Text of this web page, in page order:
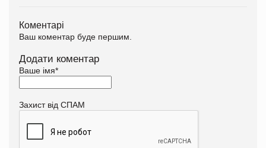
Коментарі
Ваш коментар буде першим.
Додати коментар
Ваше імя*
Захист від СПАМ